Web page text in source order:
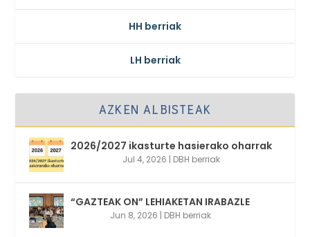
HH berriak
LH berriak
AZKEN ALBISTEAK
2026/2027 ikasturte hasierako oharrak
Jul 4, 2026 | DBH berriak
“GAZTEAK ON” LEHIAKETAN IRABAZLE
Jun 8, 2026 | DBH berriak